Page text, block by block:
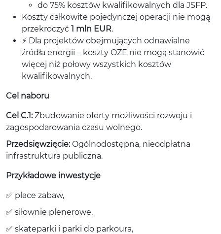
do 75% kosztów kwalifikowalnych dla JSFP.
Koszty całkowite pojedynczej operacji nie mogą
przekroczyć 1 mln EUR.
⚡ Dla projektów obejmujących odnawialne
źródła energii – koszty OZE nie mogą stanowić
więcej niż połowy wszystkich kosztów
kwalifikowalnych.
Cel naboru
Cel C.1:Zbudowanie oferty możliwości rozwoju i
zagospodarowania czasu wolnego.
Przedsięwzięcie:Ogólnodostępna, nieodpłatna
infrastruktura publiczna.
Przykładowe inwestycje
✅ place zabaw,
✅ siłownie plenerowe,
✅ skateparki i parki do parkoura,